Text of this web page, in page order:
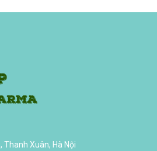
Thanh Xuân, Hà Nội